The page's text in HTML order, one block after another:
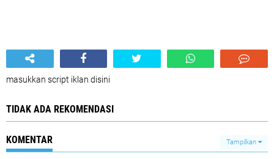
masukkan script iklan disini
TIDAK ADA REKOMENDASI
KOMENTAR Tampilkan